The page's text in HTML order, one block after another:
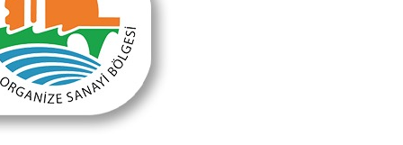
MAKALE YORUMLARI
Sizde Yorum Ekleyin